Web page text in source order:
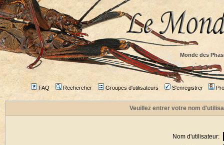
Monde des
FAQ Rechercher Groupes d'utilisateurs S'enregistrer
Veuillez entrer votre nom
Nom d'utilisateur: